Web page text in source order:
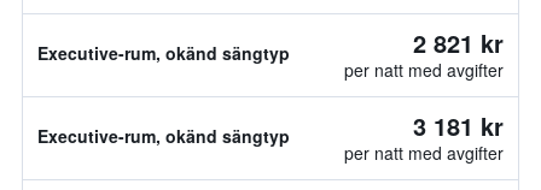
Executive-rum, okänd sängtyp 2 821 kr
per natt med avgifter
Executive-rum, okänd sängtyp 3 181 kr
per natt med avgifter